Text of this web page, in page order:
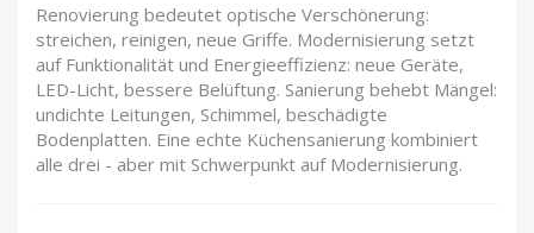
Renovierung bedeutet optische Verschönerung:
streichen, reinigen, neue Griffe. Modernisierung setzt
auf Funktionalität und Energieeffizienz: neue Geräte,
LED-Licht, bessere Belüftung. Sanierung behebt Mängel:
undichte Leitungen, Schimmel, beschädigte
Bodenplatten. Eine echte Küchensanierung kombiniert
alle drei - aber mit Schwerpunkt auf Modernisierung.